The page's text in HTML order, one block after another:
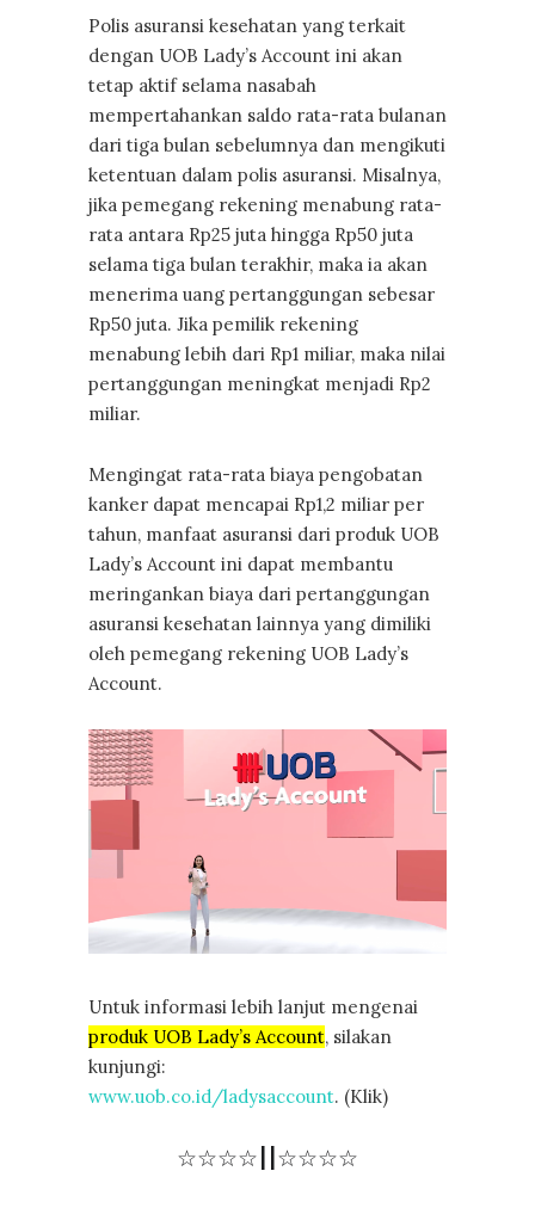
Polis asuransi kesehatan yang terkait
dengan UOB Lady’s Account ini akan
tetap aktif selama nasabah
mempertahankan saldo rata-rata bulanan
dari tiga bulan sebelumnya dan mengikuti
ketentuan dalam polis asuransi. Misalnya,
jika pemegang rekening menabung rata-
rata antara Rp25 juta hingga Rp50 juta
selama tiga bulan terakhir, maka ia akan
menerima uang pertanggungan sebesar
Rp50 juta. Jika pemilik rekening
menabung lebih dari Rp1 miliar, maka nilai
pertanggungan meningkat menjadi Rp2
miliar.
Mengingat rata-rata biaya pengobatan
kanker dapat mencapai Rp1,2 miliar per
tahun, manfaat asuransi dari produk UOB
Lady’s Account ini dapat membantu
meringankan biaya dari pertanggungan
asuransi kesehatan lainnya yang dimiliki
oleh pemegang rekening UOB Lady’s
Account.
Untuk informasi lebih lanjut mengenai
produk UOB Lady’s Account, silakan
kunjungi:
www.uob.co.id/ladysaccount. (Klik)
☆☆☆☆||☆☆☆☆